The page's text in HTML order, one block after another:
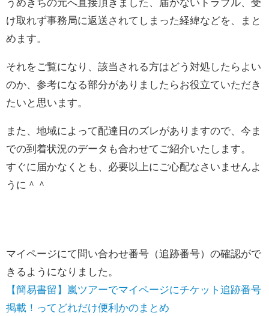
け取れず事務局に返送されてしまった経緯などを、まと
めます。
それをご覧になり、該当される方はどう対処したらよい
のか、参考になる部分がありましたらお役立ていただき
たいと思います。
また、地域によって配達日のズレがありますので、今ま
での到着状況のデータも合わせてご紹介いたします。
すぐに届かなくとも、必要以上にご心配なさいませんよ
うに＾＾
マイページにて問い合わせ番号（追跡番号）の確認がで
きるようになりました。
【簡易書留】嵐ツアーでマイページにチケット追跡番号
掲載！ってどれだけ便利かのまとめ